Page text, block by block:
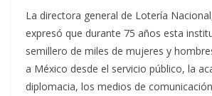
La directora general de Lotería
expresó que durante 75 años esta
semillero de miles de mujeres y
a México desde el servicio público, la
diplomacia, los medios de